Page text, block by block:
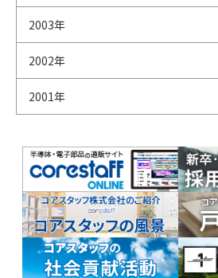
2003年
2002年
2001年